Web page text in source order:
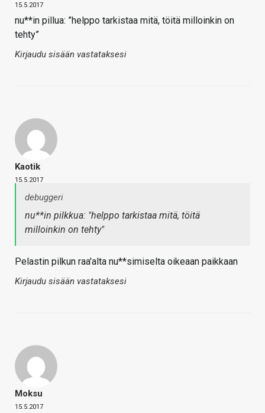
15.5.2017
nu**in pillua: ”helppo tarkistaa mitä, töitä milloinkin on
tehty”
Kirjaudu sisään vastataksesi
Kaotik
15.5.2017
debuggeri
nu**in pilkkua: "helppo tarkistaa mitä, töitä
milloinkin on tehty"
Pelastin pilkun raa'alta nu**simiselta oikeaan paikkaan
Kirjaudu sisään vastataksesi
Moksu
15.5.2017